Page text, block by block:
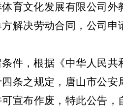
育文化发展有限公司外
解决劳动合同，公司申
件，根据《中华人民共
条之规定，唐山市公安
宣布作废，特此公告，